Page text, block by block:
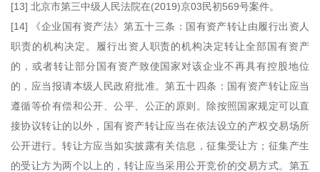
[13] 北京市第三中级人民法院在(2019)京03民初569号案件。
[14] 《企业国有资产法》第五十三条：国有资产转让由履行出资人
职责的机构决定。履行出资人职责的机构决定转让全部国有资产
的，或者转让部分国有资产致使国家对该企业不再具有控股地位
的，应当报请本级人民政府批准。第五十四条：国有资产转让应当
遵循等价有偿和公开、公平、公正的原则。除按照国家规定可以直
接协议转让的以外，国有资产转让应当在依法设立的产权交易场所
公开进行。转让方应当如实披露有关信息，征集受让方；征集产生
的受让方为两个以上的，转让应当采用公开竞价的交易方式。第五